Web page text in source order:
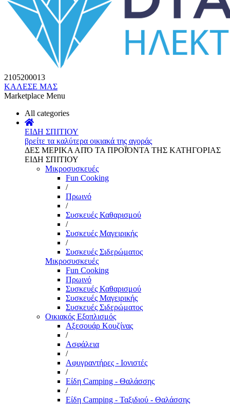
2105200013
ΚΑΛΕΣΕ ΜΑΣ
Marketplace Menu
All categories
ΕΙΔΗ ΣΠΙΤΙΟΥ
βρείτε τα καλύτερα οικιακά της αγοράς
ΔΕΣ ΜΕΡΙΚΑ ΑΠΌ ΤΑ ΠΡΟΪΌΝΤΑ ΤΗΣ ΚΑΤΗΓΟΡΙΑΣ
ΕΙΔΗ ΣΠΙΤΙΟΥ
Μικροσυσκευές
Fun Cooking
/
Πρωινό
/
Συσκευές Καθαρισμού
/
Συσκευές Μαγειρικής
/
Συσκευές Σιδερώματος
Μικροσυσκευές
Fun Cooking
Πρωινό
Συσκευές Καθαρισμού
Συσκευές Μαγειρικής
Συσκευές Σιδερώματος
Οικιακός Εξοπλισμός
Αξεσουάρ Κουζίνας
/
Ασφάλεια
/
Αφυγραντήρες - Ιονιστές
/
Είδη Camping - Θαλάσσης
/
Είδη Camping - Ταξιδιού - Θαλάσσης